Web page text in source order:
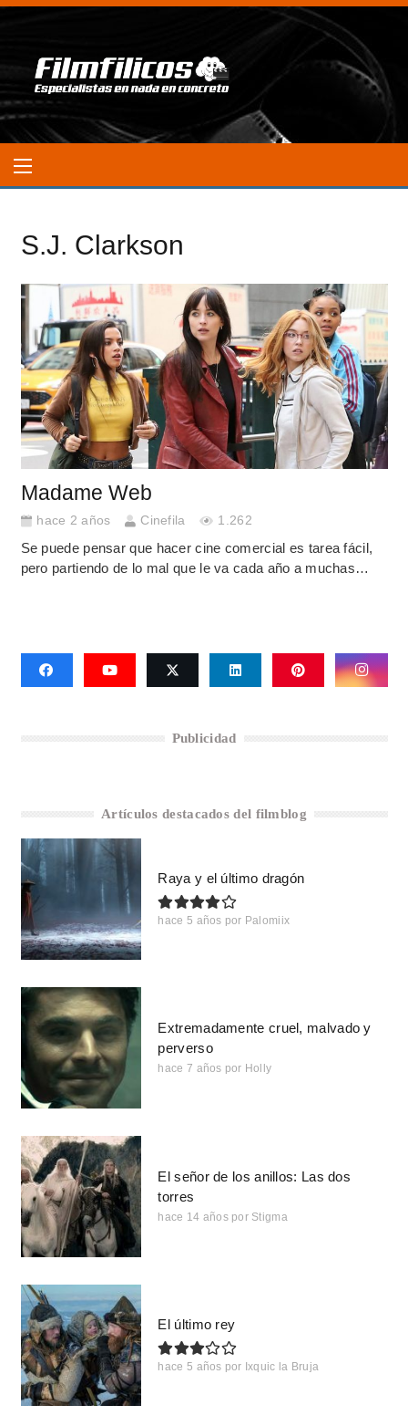
S.J. Clarkson
Madame Web
hace 2 años Cinefila 1.262
Se puede pensar que hacer cine comercial es tarea fácil,
pero partiendo de lo mal que le va cada año a muchas…
Publicidad
Artículos destacados del filmblog
Raya y el último dragón
hace 5 años por Palomiix
Extremadamente cruel, malvado y
perverso
hace 7 años por Holly
El señor de los anillos: Las dos
torres
hace 14 años por Stigma
El último rey
hace 5 años por Ixquic la Bruja